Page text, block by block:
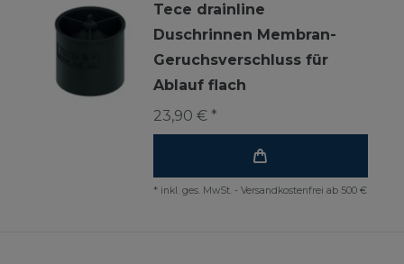
Tece drainline
Duschrinnen Membran-
Geruchsverschluss für
Ablauf flach
23,90 € *
* inkl. ges. MwSt. - Versandkostenfrei ab 500 €